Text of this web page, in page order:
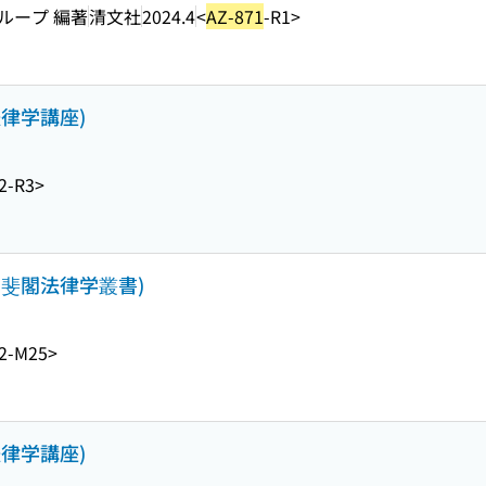
ープ 編著清文社2024.4<AZ-871-R1>
学講座)
R3>
閣法律学叢書)
M25>
学講座)